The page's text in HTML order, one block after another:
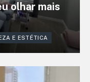
olhar mais
E ESTÉTICA